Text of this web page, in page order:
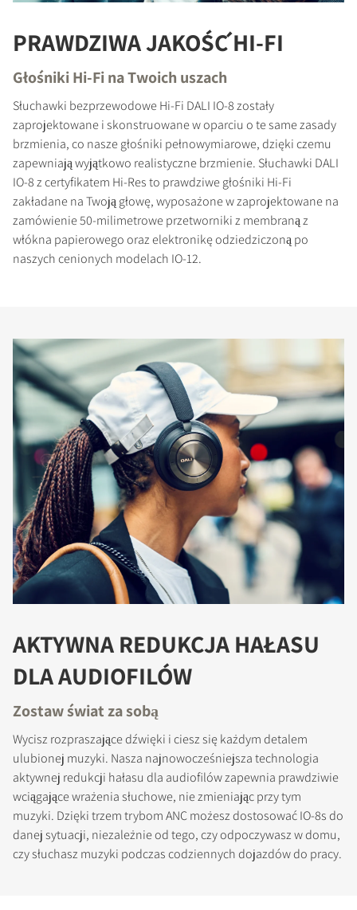
PRAWDZIWA JAKOŚĆ HI-FI
Głośniki Hi-Fi na Twoich uszach
Słuchawki bezprzewodowe Hi-Fi DALI IO-8 zostały
zaprojektowane i skonstruowane w oparciu o te same zasady
brzmienia, co nasze głośniki pełnowymiarowe, dzięki czemu
zapewniają wyjątkowo realistyczne brzmienie. Słuchawki DALI
IO-8 z certyfikatem Hi-Res to prawdziwe głośniki Hi-Fi
zakładane na Twoją głowę, wyposażone w zaprojektowane na
zamówienie 50-milimetrowe przetworniki z membraną z
włókna papierowego oraz elektronikę odziedziczoną po
naszych cenionych modelach IO-12.
AKTYWNA REDUKCJA HAŁASU
DLA AUDIOFILÓW
Zostaw świat za sobą
Wycisz rozpraszające dźwięki i ciesz się każdym detalem
ulubionej muzyki. Nasza najnowocześniejsza technologia
aktywnej redukcji hałasu dla audiofilów zapewnia prawdziwie
wciągające wrażenia słuchowe, nie zmieniając przy tym
muzyki. Dzięki trzem trybom ANC możesz dostosować IO-8s do
danej sytuacji, niezależnie od tego, czy odpoczywasz w domu,
czy słuchasz muzyki podczas codziennych dojazdów do pracy.